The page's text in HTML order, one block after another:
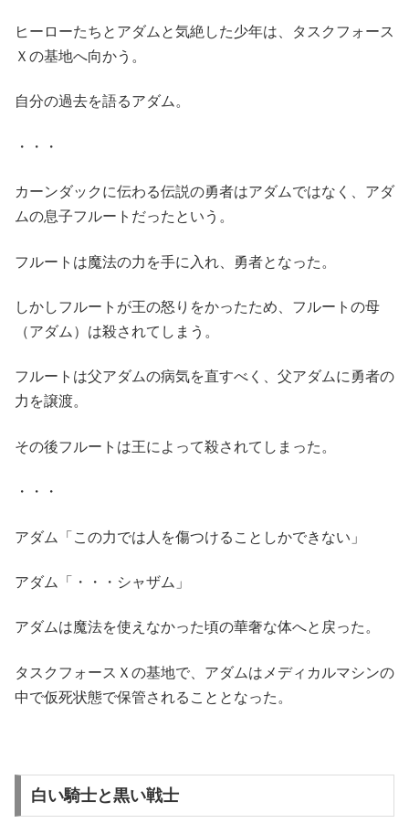
ヒーローたちとアダムと気絶した少年は、タスクフォース
Ｘの基地へ向かう。
自分の過去を語るアダム。
・・・
カーンダックに伝わる伝説の勇者はアダムではなく、アダ
ムの息子フルートだったという。
フルートは魔法の力を手に入れ、勇者となった。
しかしフルートが王の怒りをかったため、フルートの母
（アダム）は殺されてしまう。
フルートは父アダムの病気を直すべく、父アダムに勇者の
力を譲渡。
その後フルートは王によって殺されてしまった。
・・・
アダム「この力では人を傷つけることしかできない」
アダム「・・・シャザム」
アダムは魔法を使えなかった頃の華奢な体へと戻った。
タスクフォースＸの基地で、アダムはメディカルマシンの
中で仮死状態で保管されることとなった。
白い騎士と黒い戦士